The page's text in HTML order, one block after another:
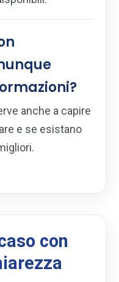
anche a capire
e se esistano
con